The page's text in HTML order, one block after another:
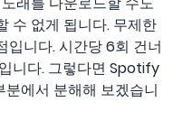
수 없게 됩니다. 무제한
입니다. 시간당 6회 건너
니다. 그렇다면 Spotify
에서 분해해 보겠습니